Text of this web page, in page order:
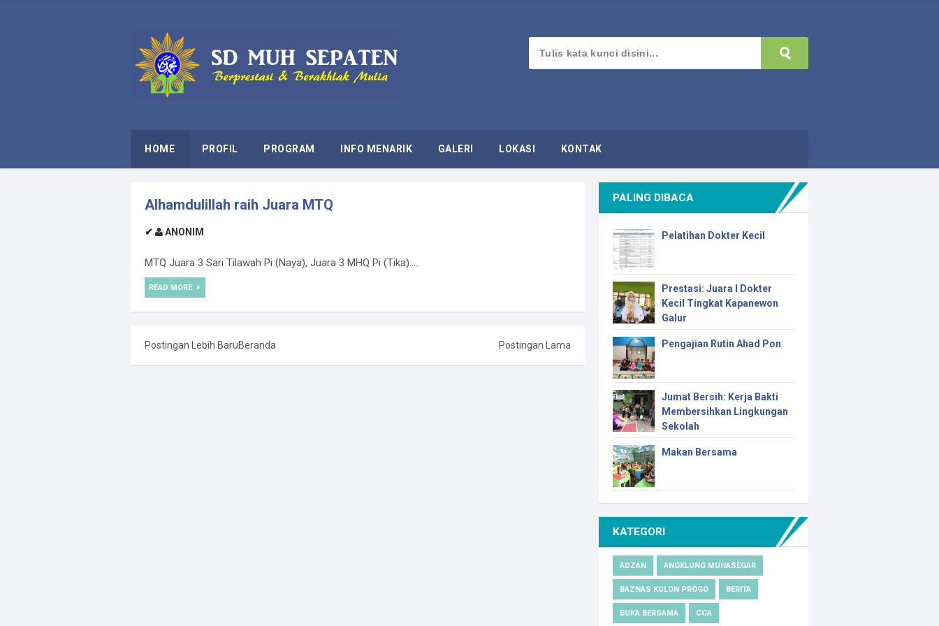
HOME PROFIL PROGRAM INFO MENARIK GALERI LOKASI KONTAK
Alhamdulillah raih Juara MTQ
✔ ANONIM
MTQ Juara 3 Sari Tilawah Pi (Naya), Juara 3 MHQ Pi (Tika).....
READ MORE
Postingan Lebih Baru Postingan Lama
Beranda
PALING DIBACA
Pelatihan Dokter Kecil
Prestasi: Juara I Dokter
Kecil Tingkat Kapanewon
Galur
Pengajian Rutin Ahad Pon
Jumat Bersih: Kerja Bakti
Membersihkan Lingkungan
Sekolah
Makan Bersama
KATEGORI
ADZAN ANGKLUNG MUHASEGAR
BAZNAS KULON PROGO BERITA
BUKA BERSAMA CCA